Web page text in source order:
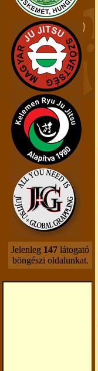
Jelenleg 147 látogató
böngészi oldalunkat.